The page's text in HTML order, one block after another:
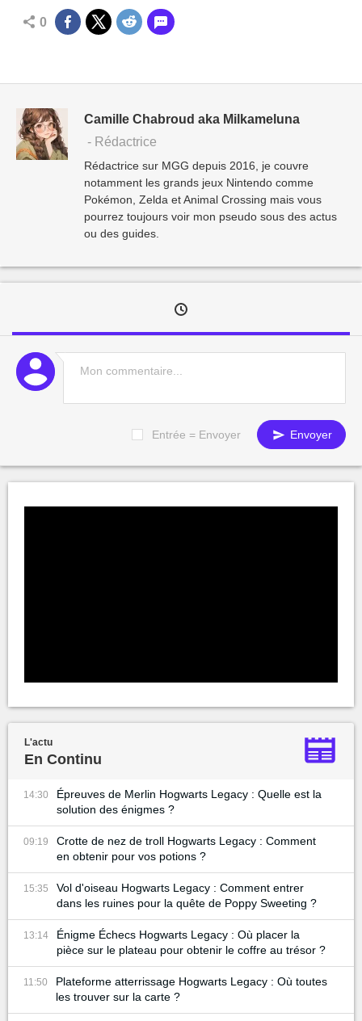
0
Camille Chabroud aka Milkameluna
- Rédactrice
Rédactrice sur MGG depuis 2016, je couvre
notamment les grands jeux Nintendo comme
Pokémon, Zelda et Animal Crossing mais vous
pourrez toujours voir mon pseudo sous des actus
ou des guides.
Entrée = Envoyer Envoyer
L'actu
En Continu
14:30
Épreuves de Merlin Hogwarts Legacy : Quelle est la
solution des énigmes ?
09:19
Crotte de nez de troll Hogwarts Legacy : Comment
en obtenir pour vos potions ?
15:35
Vol d'oiseau Hogwarts Legacy : Comment entrer
dans les ruines pour la quête de Poppy Sweeting ?
13:14
Énigme Échecs Hogwarts Legacy : Où placer la
pièce sur le plateau pour obtenir le coffre au trésor ?
11:50
Plateforme atterrissage Hogwarts Legacy : Où toutes
les trouver sur la carte ?